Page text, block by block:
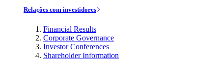
Relações com investidores
Financial Results
Corporate Governance
Investor Conferences
Shareholder Information